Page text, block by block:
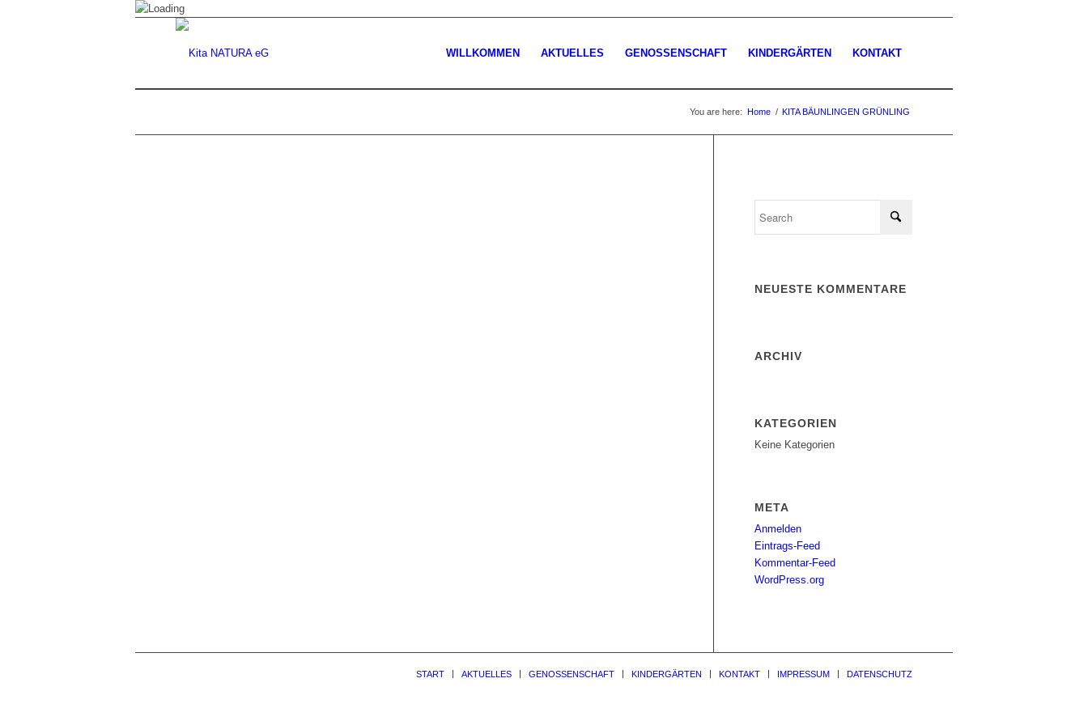
WILLKOMMEN AKTUELLES GENOSSENSCHAFT KINDERGÄRTEN KONTAKT
You are here: Home / KITA BÄUNLINGEN GRÜNLING
NEUESTE KOMMENTARE
ARCHIV
KATEGORIEN
Keine Kategorien
META
Anmelden
Eintrags-Feed
Kommentar-Feed
WordPress.org
START AKTUELLES GENOSSENSCHAFT KINDERGÄRTEN KONTAKT IMPRESSUM DATENSCHUTZ